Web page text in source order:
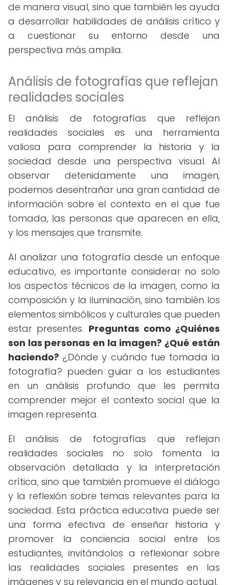
de manera visual, sino que también les ayuda
a desarrollar habilidades de análisis crítico y
a cuestionar su entorno desde una
perspectiva más amplia.
Análisis de fotografías que reflejan
realidades sociales
El análisis de fotografías que reflejan
realidades sociales es una herramienta
valiosa para comprender la historia y la
sociedad desde una perspectiva visual. Al
observar detenidamente una imagen,
podemos desentrañar una gran cantidad de
información sobre el contexto en el que fue
tomada, las personas que aparecen en ella,
y los mensajes que transmite.
Al analizar una fotografía desde un enfoque
educativo, es importante considerar no solo
los aspectos técnicos de la imagen, como la
composición y la iluminación, sino también los
elementos simbólicos y culturales que pueden
estar presentes. Preguntas como ¿Quiénes
son las personas en la imagen? ¿Qué están
haciendo? ¿Dónde y cuándo fue tomada la
fotografía? pueden guiar a los estudiantes
en un análisis profundo que les permita
comprender mejor el contexto social que la
imagen representa.
El análisis de fotografías que reflejan
realidades sociales no solo fomenta la
observación detallada y la interpretación
crítica, sino que también promueve el diálogo
y la reflexión sobre temas relevantes para la
sociedad. Esta práctica educativa puede ser
una forma efectiva de enseñar historia y
promover la conciencia social entre los
estudiantes, invitándolos a reflexionar sobre
las realidades sociales presentes en las
imágenes y su relevancia en el mundo actual.